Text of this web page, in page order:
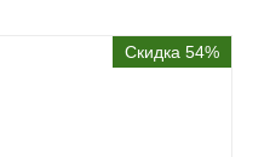
Скидка 54%